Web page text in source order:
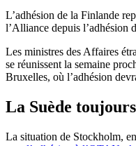
L’adhésion de la Finlande
l’Alliance depuis l’adhésion
Les ministres des Affaires
se réunissent la semaine
Bruxelles, où l’adhésion
La Suède
La situation de Stockholm,